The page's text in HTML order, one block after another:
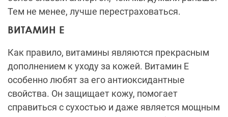
Тем не менее, лучше перестраховаться.
ВИТАМИН Е
Как правило, витамины являются прекрасным
дополнением к уходу за кожей. Витамин Е
особенно любят за его антиоксидантные
свойства. Он защищает кожу, помогает
справиться с сухостью и даже является мощным